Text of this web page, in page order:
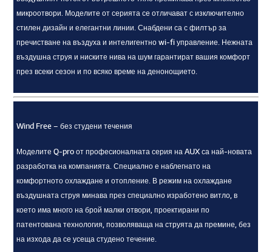
микроотвори. Моделите от серията се отличават с изключително
стилен дизайн и елегантни линии. Снабдени са с филтър за
пречистване на въздуха и интелигентно wi-fi управление. Нежната
въздушна струя и ниските нива на шум гарантират вашия комфорт
през всеки сезон и по всяко време на денонощието.
Wind Free – без студени течения
Моделите Q-pro от професионалната серия на AUX са най-новата
разработка на компанията. Специално е наблегнато на
комфортното охлаждане и отопление. В режим на охлаждане
въздушната струя минава през специално изработено витло, в
което има много на брой малки отвори, проектирани по
патентована технология, позволяваща на струята да премине, без
на изхода да се усеща студено течение.